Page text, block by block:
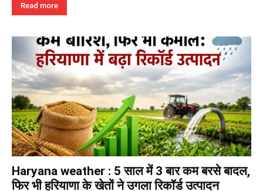
Read more
Haryana weather : 5 साल में 3 बार कम बरसे बादल,
फिर भी हरियाणा के खेतों ने उगला रिकॉर्ड उत्पादन